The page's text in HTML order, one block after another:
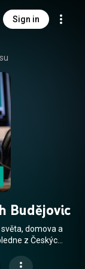
Sign in
Budějovic
domova a